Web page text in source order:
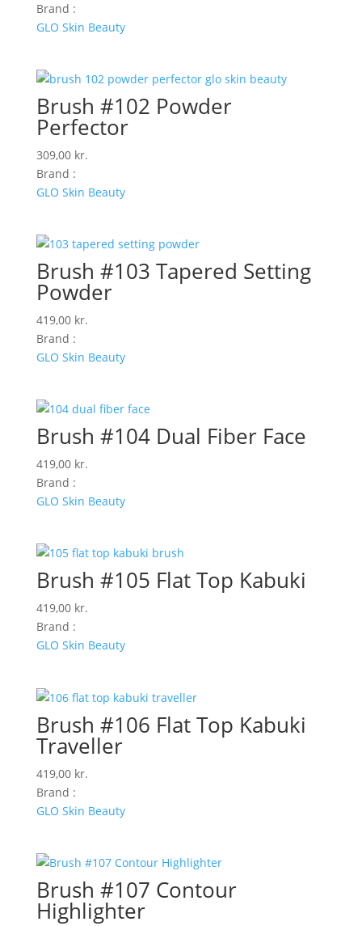
Brand :
GLO Skin Beauty
Brush #102 Powder
Perfector
309,00 kr.
Brand :
GLO Skin Beauty
Brush #103 Tapered Setting
Powder
419,00 kr.
Brand :
GLO Skin Beauty
Brush #104 Dual Fiber Face
419,00 kr.
Brand :
GLO Skin Beauty
Brush #105 Flat Top Kabuki
419,00 kr.
Brand :
GLO Skin Beauty
Brush #106 Flat Top Kabuki
Traveller
419,00 kr.
Brand :
GLO Skin Beauty
Brush #107 Contour
Highlighter